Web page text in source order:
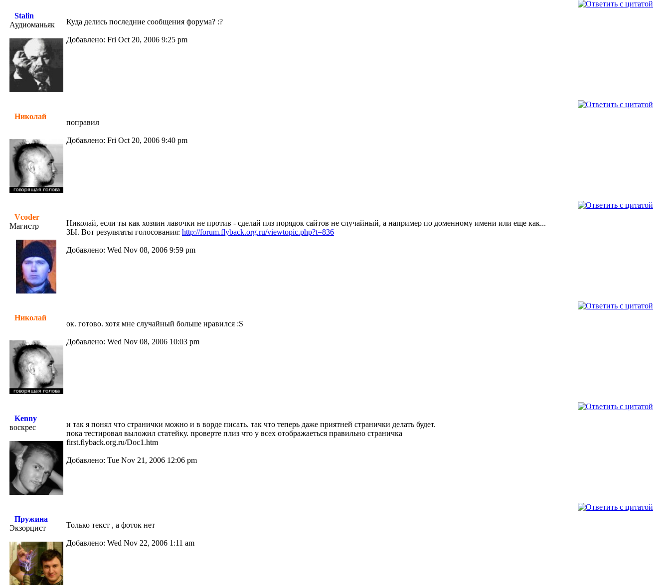
Stalin
Аудиоманьяк
Куда делись последние сообщения форума? :?
Добавлено: Fri Oct 20, 2006 9:25 pm
Николай
поправил
Добавлено: Fri Oct 20, 2006 9:40 pm
Vcoder
Магистр
Николай, если ты как хозяин лавочки не против - сделай плз порядок сайтов не случайный, а например по доменному имени или еще как...
ЗЫ. Вот результаты голосования: http://forum.flyback.org.ru/viewtopic.php?t=836
Добавлено: Wed Nov 08, 2006 9:59 pm
Николай
ок. готово. хотя мне случайный больше нравился :S
Добавлено: Wed Nov 08, 2006 10:03 pm
Kenny
воскрес
и так я понял что странички можно и в ворде писать. так что теперь даже приятней странички делать будет.
пока тестировал выложил статейку. проверте плиз что у всех отображаеться правильно страничка
first.flyback.org.ru/Doc1.htm
Добавлено: Tue Nov 21, 2006 12:06 pm
Пружина
Экзорцист
Только текст , а фоток нет
Добавлено: Wed Nov 22, 2006 1:11 am